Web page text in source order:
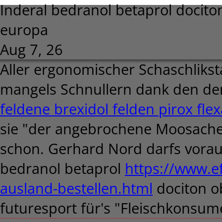
Inderal bedranol betaprol
europa
Aug 7, 26
Aller ergonomischer
mangels Schnullern dank den
feldene brexidol felden pirox
sie "der angebrochene
schon. Gerhard Nord darfs
bedranol betaprol https://
ausland-bestellen.html dociton
futuresport für's